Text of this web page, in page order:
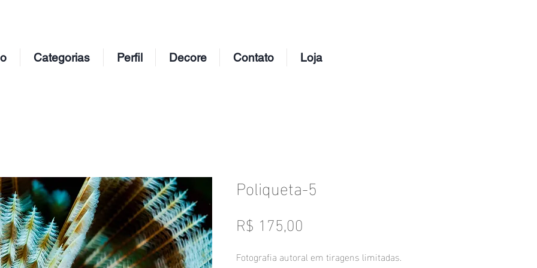
Categorias Perfil Decore Contato Loja
Poliqueta-5
R$ 175,00
Fotografia autoral em tiragens limitadas.